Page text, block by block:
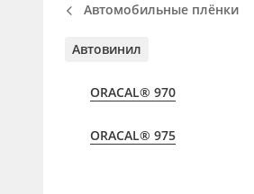
Мобильные конструкции и
Профильные системы
Автомобильные плёнки
Автовинил
ORACAL® 970
ORACAL® 975